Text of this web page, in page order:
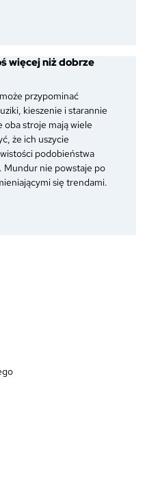
więcej niż dobrze
przypominać
kieszenie i starannie
oba stroje mają wiele
że ich uszycie
podobieństwa
Mundur nie powstaje po
się trendami.